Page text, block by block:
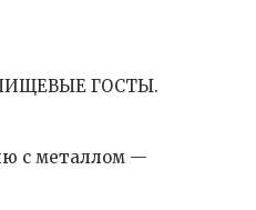
ГОСТЫ.
с металлом —